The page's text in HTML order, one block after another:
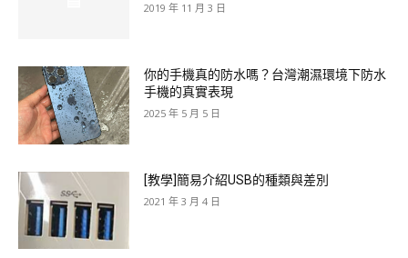
2019 年 11 月 3 日
你的手機真的防水嗎？台灣潮濕環境下防水
手機的真實表現
2025 年 5 月 5 日
[教學]簡易介紹USB的種類與差別
2021 年 3 月 4 日